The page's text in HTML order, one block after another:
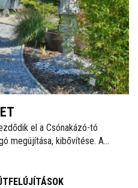
el a Csónakázó-tó
megújítása, kibővítése. A
területet a látogatók elől